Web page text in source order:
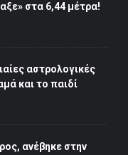
στα 6,44 μέτρα!
αστρολογικές
και το παιδί
ανέβηκε στην